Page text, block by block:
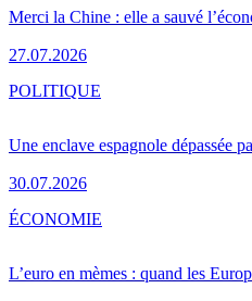
Merci la Chine : elle a sauvé
27.07.2026
Une enclave espagnole dépassée
30.07.2026
POLITIQUE
L’euro en mèmes : quand les
ÉCONOMIE